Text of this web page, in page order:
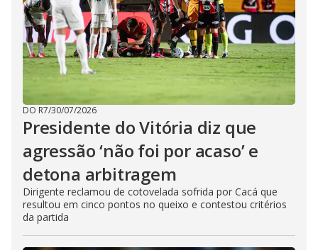
DO R7/30/07/2026
Presidente do Vitória diz que
agressão ‘não foi por acaso’ e
detona arbitragem
Dirigente reclamou de cotovelada sofrida por Cacá que
resultou em cinco pontos no queixo e contestou critérios
da partida